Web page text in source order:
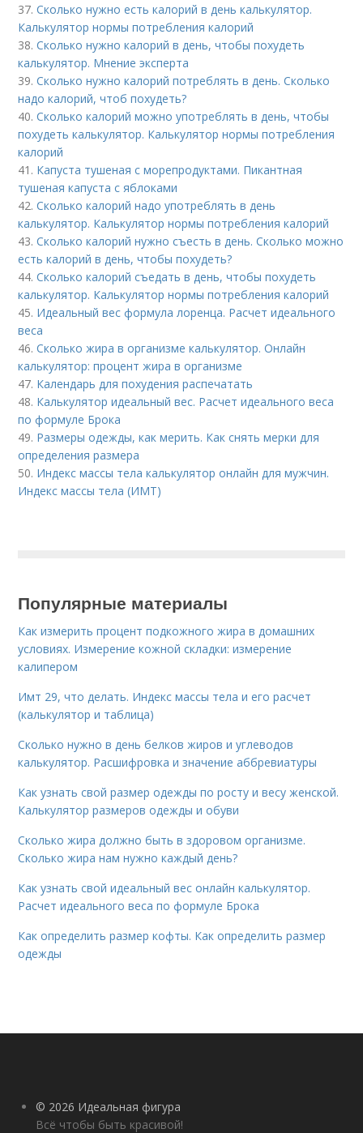
37.Сколько нужно есть калорий в день калькулятор.
Калькулятор нормы потребления калорий
38.Сколько нужно калорий в день, чтобы похудеть
калькулятор. Мнение эксперта
39.Сколько нужно калорий потреблять в день. Сколько
надо калорий, чтоб похудеть?
40.Сколько калорий можно употреблять в день, чтобы
похудеть калькулятор. Калькулятор нормы потребления
калорий
41. Капуста тушеная с морепродуктами. Пикантная
тушеная капуста с яблоками
42.Сколько калорий надо употреблять в день
калькулятор. Калькулятор нормы потребления калорий
43.Сколько калорий нужно съесть в день. Сколько можно
есть калорий в день, чтобы похудеть?
44.Сколько калорий съедать в день, чтобы похудеть
калькулятор. Калькулятор нормы потребления калорий
45. Идеальный вес формула лоренца. Расчет идеального
веса
46.Сколько жира в организме калькулятор. Онлайн
калькулятор: процент жира в организме
47. Календарь для похудения распечатать
48. Калькулятор идеальный вес. Расчет идеального веса
по формуле Брока
49. Размеры одежды, как мерить. Как снять мерки для
определения размера
50. Индекс массы тела калькулятор онлайн для мужчин.
Индекс массы тела (ИМТ)
Популярные материалы
Как измерить процент подкожного жира в домашних
условиях. Измерение кожной складки: измерение
калипером
Имт 29, что делать. Индекс массы тела и его расчет
(калькулятор и таблица)
Сколько нужно в день белков жиров и углеводов
калькулятор. Расшифровка и значение аббревиатуры
Как узнать свой размер одежды по росту и весу женской.
Калькулятор размеров одежды и обуви
Сколько жира должно быть в здоровом организме.
Сколько жира нам нужно каждый день?
Как узнать свой идеальный вес онлайн калькулятор.
Расчет идеального веса по формуле Брока
Как определить размер кофты. Как определить размер
одежды
© 2026 Идеальная фигура
Всё чтобы быть красивой!